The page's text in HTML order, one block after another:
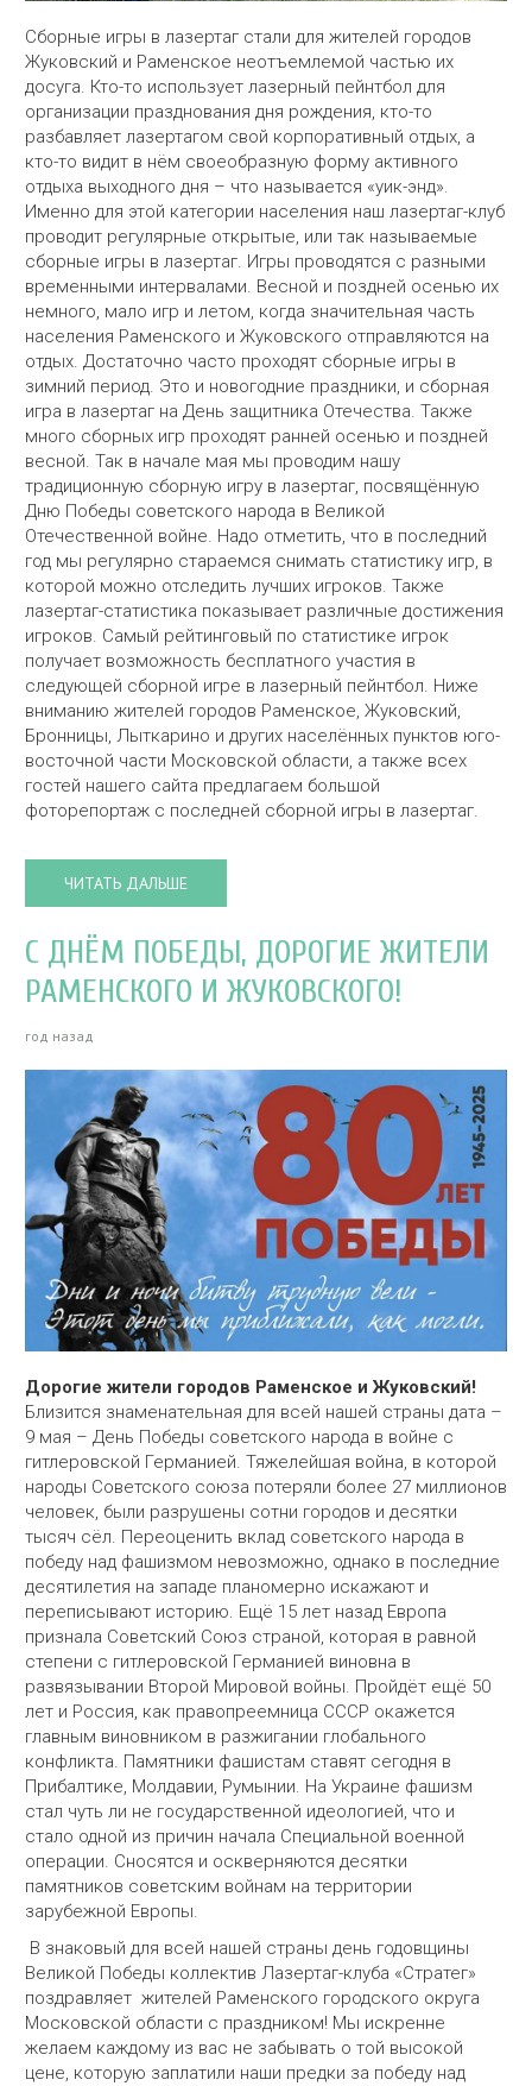
Сборные игры в лазертаг стали для жителей городов
Жуковский и Раменское неотъемлемой частью их
досуга. Кто-то использует лазерный пейнтбол для
организации празднования дня рождения, кто-то
разбавляет лазертагом свой корпоративный отдых, а
кто-то видит в нём своеобразную форму активного
отдыха выходного дня – что называется «уик-энд».
Именно для этой категории населения наш лазертаг-клуб
проводит регулярные открытые, или так называемые
сборные игры в лазертаг. Игры проводятся с разными
временными интервалами. Весной и поздней осенью их
немного, мало игр и летом, когда значительная часть
населения Раменского и Жуковского отправляются на
отдых. Достаточно часто проходят сборные игры в
зимний период. Это и новогодние праздники, и сборная
игра в лазертаг на День защитника Отечества. Также
много сборных игр проходят ранней осенью и поздней
весной. Так в начале мая мы проводим нашу
традиционную сборную игру в лазертаг, посвящённую
Дню Победы советского народа в Великой
Отечественной войне. Надо отметить, что в последний
год мы регулярно стараемся снимать статистику игр, в
которой можно отследить лучших игроков. Также
лазертаг-статистика показывает различные достижения
игроков. Самый рейтинговый по статистике игрок
получает возможность бесплатного участия в
следующей сборной игре в лазерный пейнтбол. Ниже
вниманию жителей городов Раменское, Жуковский,
Бронницы, Лыткарино и других населённых пунктов юго-
восточной части Московской области, а также всех
гостей нашего сайта предлагаем большой
фоторепортаж с последней сборной игры в лазертаг.
ЧИТАТЬ ДАЛЬШЕ
С ДНЁМ ПОБЕДЫ, ДОРОГИЕ ЖИТЕЛИ
РАМЕНСКОГО И ЖУКОВСКОГО!
год назад
Дорогие жители городов Раменское и Жуковский!
Близится знаменательная для всей нашей страны дата –
9 мая – День Победы советского народа в войне с
гитлеровской Германией. Тяжелейшая война, в которой
народы Советского союза потеряли более 27 миллионов
человек, были разрушены сотни городов и десятки
тысяч сёл. Переоценить вклад советского народа в
победу над фашизмом невозможно, однако в последние
десятилетия на западе планомерно искажают и
переписывают историю. Ещё 15 лет назад Европа
признала Советский Союз страной, которая в равной
степени с гитлеровской Германией виновна в
развязывании Второй Мировой войны. Пройдёт ещё 50
лет и Россия, как правопреемница СССР окажется
главным виновником в разжигании глобального
конфликта. Памятники фашистам ставят сегодня в
Прибалтике, Молдавии, Румынии. На Украине фашизм
стал чуть ли не государственной идеологией, что и
стало одной из причин начала Специальной военной
операции. Сносятся и оскверняются десятки
памятников советским войнам на территории
зарубежной Европы.
В знаковый для всей нашей страны день годовщины
Великой Победы коллектив Лазертаг-клуба «Стратег»
поздравляет жителей Раменского городского округа
Московской области с праздником! Мы искренне
желаем каждому из вас не забывать о той высокой
цене, которую заплатили наши предки за победу над